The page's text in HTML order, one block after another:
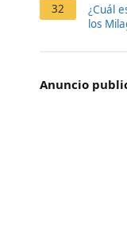
32
¿Cuál
los
Anuncio